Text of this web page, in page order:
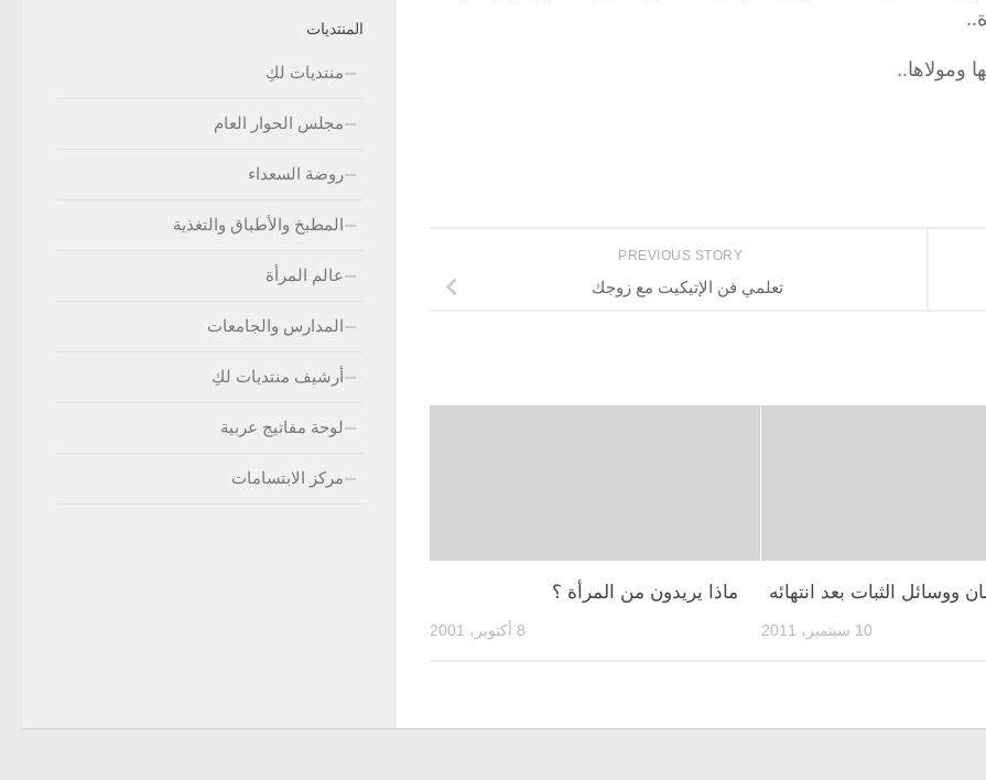
ومولاها..
PREVIOUS STORY
تعلمي فن الإتيكيت مع زوجك
ماذا يريدون من المرأة ؟
8 أكتوبر، 2001
ووسائل الثبات بعد انتهائه
10 سبتمبر، 2011
المنتديات
منتديات لكِ
مجلس الحوار العام
روضة السعداء
المطبخ والأطباق والتغذية
عالم المرأة
المدارس والجامعات
أرشيف منتديات لكِ
لوحة مفاتيج عربية
مركز الابتسامات